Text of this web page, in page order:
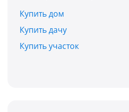
Купить дом
Купить дачу
Купить участок